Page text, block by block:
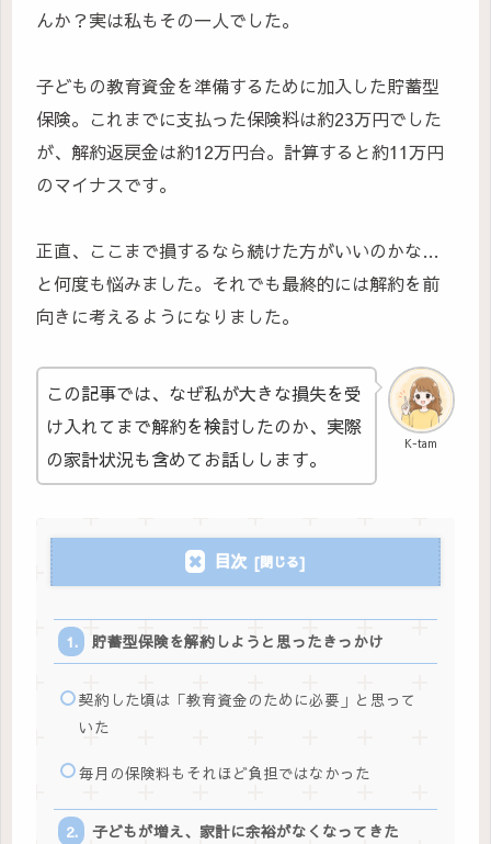
んか？実は私もその一人でした。
子どもの教育資金を準備するために加入した貯蓄型
保険。これまでに支払った保険料は約23万円でした
が、解約返戻金は約12万円台。計算すると約11万円
のマイナスです。
正直、ここまで損するなら続けた方がいいのかな…
と何度も悩みました。それでも最終的には解約を前
向きに考えるようになりました。
K-tam
この記事では、なぜ私が大きな損失を受
け入れてまで解約を検討したのか、実際
の家計状況も含めてお話しします。
目次
貯蓄型保険を解約しようと思ったきっかけ
契約した頃は「教育資金のために必要」と思って
いた
毎月の保険料もそれほど負担ではなかった
子どもが増え、家計に余裕がなくなってきた